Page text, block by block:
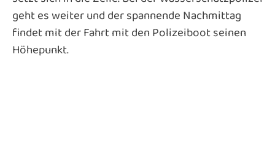
geht es weiter und der spannende Nachmittag
findet mit der Fahrt mit den Polizeiboot seinen
Höhepunkt.